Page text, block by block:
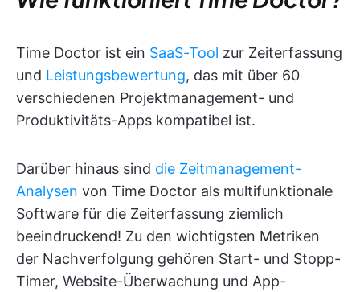
Time Doctor ist ein SaaS-Tool zur Zeiterfassung
und Leistungsbewertung, das mit über 60
verschiedenen Projektmanagement- und
Produktivitäts-Apps kompatibel ist.
Darüber hinaus sind die Zeitmanagement-
Analysen von Time Doctor als multifunktionale
Software für die Zeiterfassung ziemlich
beeindruckend! Zu den wichtigsten Metriken
der Nachverfolgung gehören Start- und Stopp-
Timer, Website-Überwachung und App-